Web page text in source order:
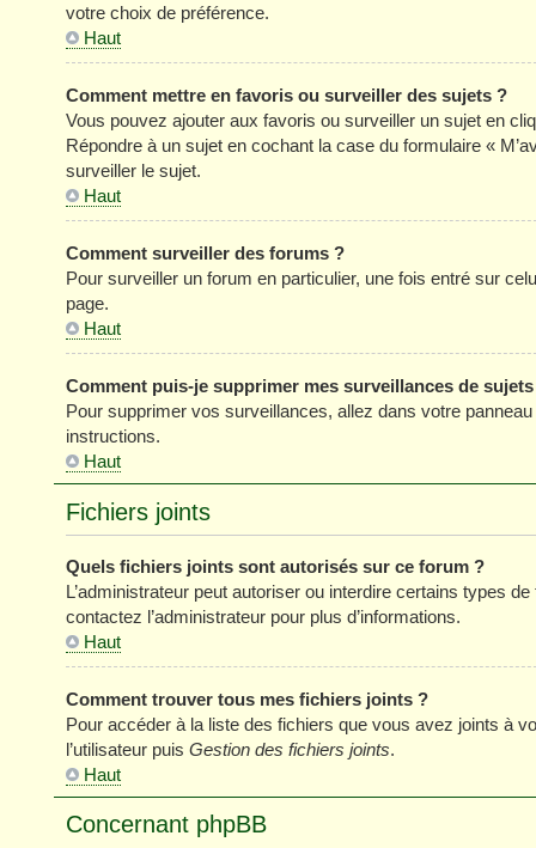
votre choix de préférence.
Haut
Comment mettre en favoris ou surveiller des sujets ?
Vous pouvez ajouter aux favoris ou surveiller un sujet en
Répondre à un sujet en cochant la case du formulaire «
surveiller le sujet.
Haut
Comment surveiller des forums ?
Pour surveiller un forum en particulier, une fois entré sur
page.
Haut
Comment puis-je supprimer mes surveillances de
Pour supprimer vos surveillances, allez dans votre
instructions.
Haut
Fichiers joints
Quels fichiers joints sont autorisés sur ce forum ?
L’administrateur peut autoriser ou interdire certains types
contactez l’administrateur pour plus d’informations.
Haut
Comment trouver tous mes fichiers joints ?
Pour accéder à la liste des fichiers que vous avez joints à
l’utilisateur puis Gestion des fichiers joints.
Haut
Concernant phpBB